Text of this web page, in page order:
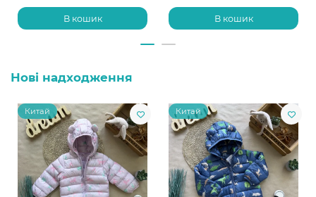
В кошик В кошик
Нові надходження
Китай Китай